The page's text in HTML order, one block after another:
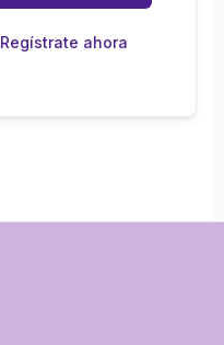
Regístrate ahora